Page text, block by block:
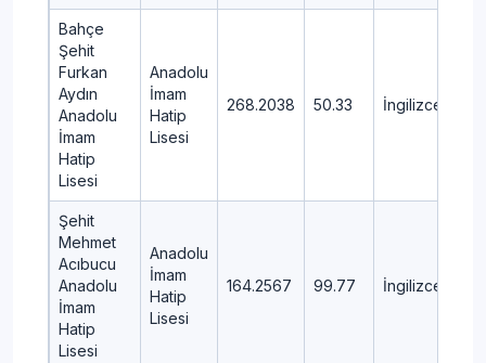
Bahçe
Şehit
Furkan
Aydın
Anadolu
İmam
Hatip
Lisesi
Anadolu
İmam
Hatip
Lisesi
268.2038 50.33 İngilizce
Şehit
Mehmet
Acıbucu
Anadolu
İmam
Hatip
Lisesi
Anadolu
İmam
Hatip
Lisesi
164.2567 99.77 İngilizce